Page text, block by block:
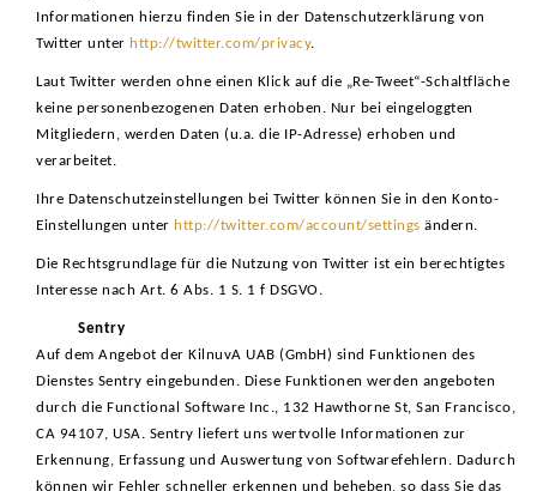
Informationen hierzu finden Sie in der Datenschutzerklärung von
Twitter unter http://twitter.com/privacy.
Laut Twitter werden ohne einen Klick auf die „Re-Tweet“-Schaltfläche
keine personenbezogenen Daten erhoben. Nur bei eingeloggten
Mitgliedern, werden Daten (u.a. die IP-Adresse) erhoben und
verarbeitet.
Ihre Datenschutzeinstellungen bei Twitter können Sie in den Konto-
Einstellungen unter http://twitter.com/account/settings ändern.
Die Rechtsgrundlage für die Nutzung von Twitter ist ein berechtigtes
Interesse nach Art. 6 Abs. 1 S. 1 f DSGVO.
Sentry
Auf dem Angebot der KilnuvA UAB (GmbH) sind Funktionen des
Dienstes Sentry eingebunden. Diese Funktionen werden angeboten
durch die Functional Software Inc., 132 Hawthorne St, San Francisco,
CA 94107, USA. Sentry liefert uns wertvolle Informationen zur
Erkennung, Erfassung und Auswertung von Softwarefehlern. Dadurch
können wir Fehler schneller erkennen und beheben, so dass Sie das